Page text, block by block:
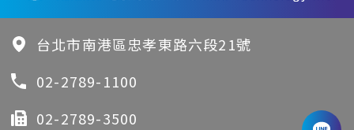
台北市南港區忠孝東路六段21號
02-2789-1100
02-2789-3500